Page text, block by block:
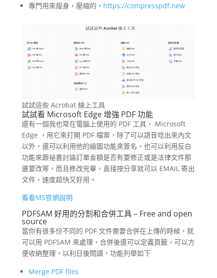
專門用來瘦身，壓縮的， https://compresspdf.new
試試這些 Acrobat 線上工具
試試看 Microsoft Edge 增強 PDF 功能
還有一個我也常在電腦上使用的 PDF 工具， Microsoft
Edge ，用它來打開 PDF 檔案，除了可以語音唸出來內文
以外，還可以利用他的繪圖功能來簽名，也可以利用反白
功能來跟祕書討論訂單金額是否有要修正或是法律文件那
邊要改等，而且修改完畢，直接按分享就可以 EMAIL 寄出
文件，速度超快又好用。
看看MS官網說明
PDFSAM 好用的分割和合併工具 – Free and open
source
當你有很多份不同的 PDF 文件需要合併在上傳的時候，就
可以用 PDFSAM 來處理，合併後還可以定義頁籤，可以方
便收納整理，以利日後閱讀，功能列舉如下
Merge PDF files